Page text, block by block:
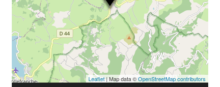
Leaflet| Map data ©OpenStreetMap contributors